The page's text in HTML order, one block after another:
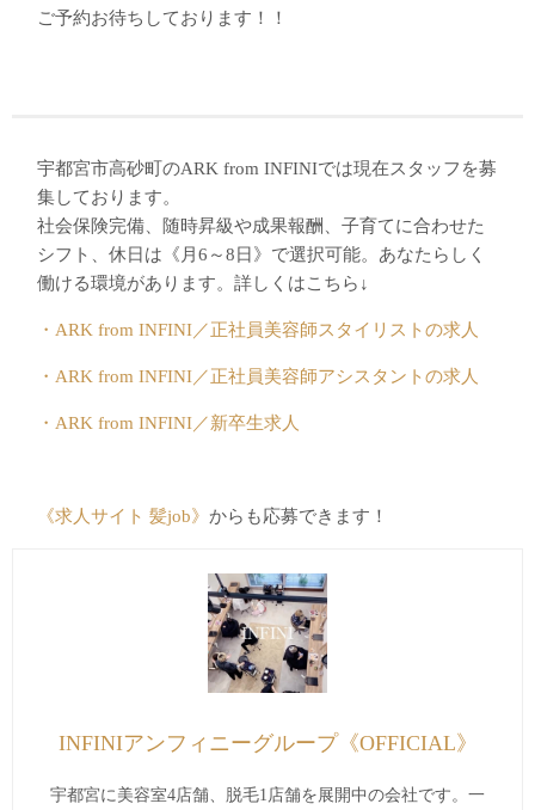
ご予約お待ちしております！！
宇都宮市高砂町のARK from INFINIでは現在スタッフを募
集しております。
社会保険完備、随時昇級や成果報酬、子育てに合わせた
シフト、休日は《月6～8日》で選択可能。あなたらしく
働ける環境があります。詳しくはこちら↓
・ARK from INFINI／正社員美容師スタイリストの求人
・ARK from INFINI／正社員美容師アシスタントの求人
・ARK from INFINI／新卒生求人
《求人サイト 髪job》からも応募できます！
INFINIアンフィニーグループ《OFFICIAL》
宇都宮に美容室4店舗、脱毛1店舗を展開中の会社です。一